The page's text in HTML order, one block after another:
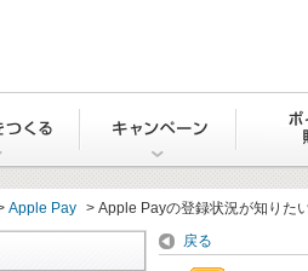
Apple Pay > Apple Payの登録状況が知りたい
戻る